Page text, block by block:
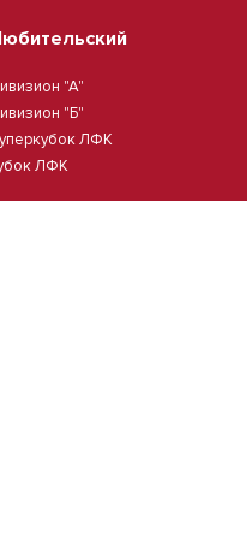
"А"
"Б"
ЛФК
ЛФК